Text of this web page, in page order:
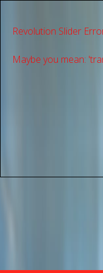
Revolution Slider
Maybe you mean: